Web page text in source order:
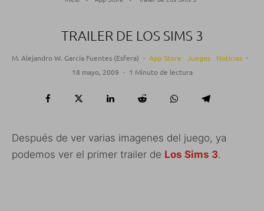
TRAILER DE LOS SIMS 3
M. Alejandro W. García Fuentes (Esfera) · App Store Juegos Noticias ·
18 mayo, 2009 · 1 Minuto de lectura
Después de ver varias imagenes del juego, ya
podemos ver el primer trailer de Los Sims 3.